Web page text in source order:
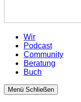
Wir
Podcast
Community
Beratung
Buch
Menü Schließen